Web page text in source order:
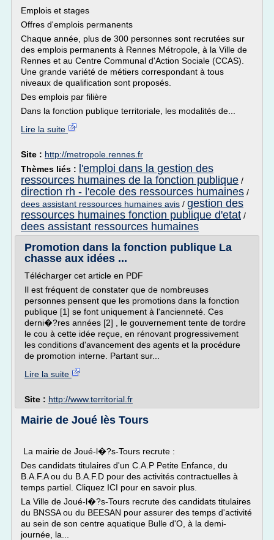
Emplois et stages
Offres d'emplois permanents
Chaque année, plus de 300 personnes sont recrutées sur
des emplois permanents à Rennes Métropole, à la Ville de
Rennes et au Centre Communal d'Action Sociale (CCAS).
Une grande variété de métiers correspondant à tous
niveaux de qualification sont proposés.
Des emplois par filière
Dans la fonction publique territoriale, les modalités de...
Lire la suite
Site : http://metropole.rennes.fr
Thèmes liés :
l'emploi dans la gestion des
ressources humaines de la fonction publique /
direction rh - l'ecole des ressources humaines /
dees assistant ressources humaines avis / gestion des
ressources humaines fonction publique d'etat /
dees assistant ressources humaines
Promotion dans la fonction publique La
chasse aux idées ...
Télécharger cet article en PDF
Il est fréquent de constater que de nombreuses
personnes pensent que les promotions dans la fonction
publique [1] se font uniquement à l'ancienneté. Ces
derni�?res années [2] , le gouvernement tente de tordre
le cou à cette idée reçue, en rénovant progressivement
les conditions d'avancement des agents et la procédure
de promotion interne. Partant sur...
Lire la suite
Site : http://www.territorial.fr
Mairie de Joué lès Tours
La mairie de Joué-l�?s-Tours recrute :
Des candidats titulaires d'un C.A.P Petite Enfance, du
B.A.F.A ou du B.A.F.D pour des activités contractuelles à
temps partiel. Cliquez ICI pour en savoir plus.
La Ville de Joué-l�?s-Tours recrute des candidats titulaires
du BNSSA ou du BEESAN pour assurer des temps d'activité
au sein de son centre aquatique Bulle d'O, à la demi-
journée, la...